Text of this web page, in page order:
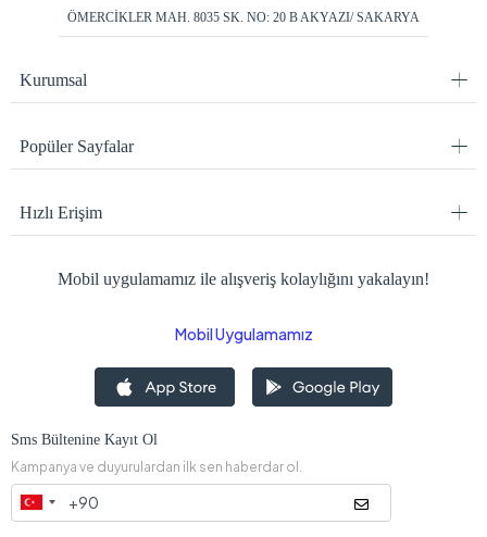
ÖMERCİKLER MAH. 8035 SK. NO: 20 B AKYAZI/ SAKARYA
Kurumsal
Popüler Sayfalar
Hızlı Erişim
Mobil uygulamamız ile alışveriş kolaylığını yakalayın!
Mobil Uygulamamız
Sms Bültenine Kayıt Ol
Kampanya ve duyurulardan ilk sen haberdar ol.